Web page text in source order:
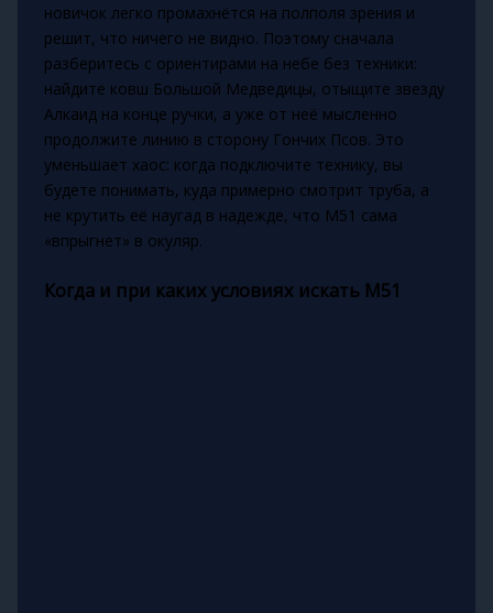
новичок легко промахнётся на полполя зрения и
решит, что ничего не видно. Поэтому сначала
разберитесь с ориентирами на небе без техники:
найдите ковш Большой Медведицы, отыщите звезду
Алкаид на конце ручки, а уже от неё мысленно
продолжите линию в сторону Гончих Псов. Это
уменьшает хаос: когда подключите технику, вы
будете понимать, куда примерно смотрит труба, а
не крутить её наугад в надежде, что M51 сама
«впрыгнет» в окуляр.
Когда и при каких условиях искать M51